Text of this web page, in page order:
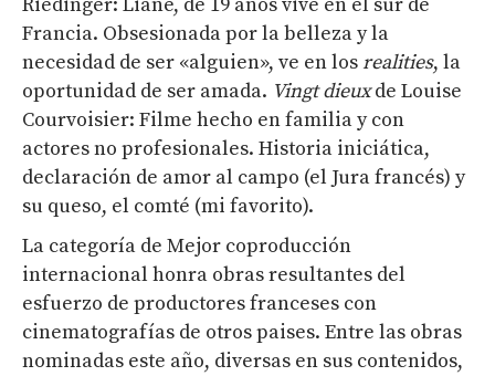
Riedinger: Liane, de 19 años vive en el sur de
Francia. Obsesionada por la belleza y la
necesidad de ser «alguien», ve en losrealities, la
oportunidad de ser amada. Vingtdieuxde Louise
Courvoisier: Filme hecho en familia y con
actores no profesionales. Historia iniciática,
declaración de amor al campo (el Jura francés) y
su queso, el comté (mi favorito).
La categoría de Mejor coproducción
internacional honra obras resultantes del
esfuerzo de productores franceses con
cinematografías de otros paises. Entre las obras
nominadas este año, diversas en sus contenidos,